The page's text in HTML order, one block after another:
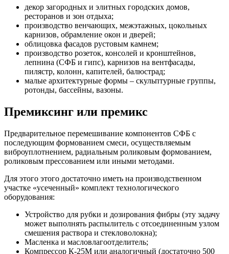
декор загородных и элитных городских домов,
ресторанов и зон отдыха;
производство венчающих, межэтажных, цокольных
карнизов, обрамление окон и дверей;
облицовка фасадов рустовым камнем;
производство розеток, консолей и кронштейнов,
лепнина (СФБ и гипс), карнизов на вентфасады,
пилястр, колонн, капителей, балюстрад;
малые архитектурные формы – скульптурные группы,
ротонды, бассейны, вазоны.
Премиксинг или премикс
Предварительное перемешивание компонентов СФБ с
последующим формованием смеси, осуществляемым
виброуплотнением, радиальным роликовым формованием,
роликовым прессованием или иными методами.
Для этого этого достаточно иметь на производственном
участке «усеченный» комплект технологического
оборудования:
Устройство для рубки и дозирования фибры (эту задачу
может выполнять распылитель с отсоединенным узлом
смешения раствора и стекловолокна);
Масленка и масловлагоотделитель;
Компрессор К-25М или аналогичный (достаточно 500